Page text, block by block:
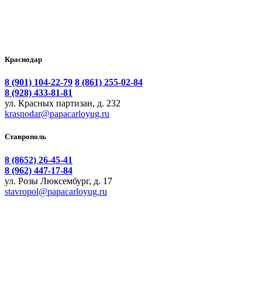
Краснодар
8 (901) 104-22-79 8 (861) 255-02-84
8 (928) 433-81-81
ул. Красных партизан, д. 232
krasnodar@papacarloyug.ru
Ставрополь
8 (8652) 26-45-41
8 (962) 447-17-84
ул. Розы Люксембург, д. 17
stavropol@papacarloyug.ru